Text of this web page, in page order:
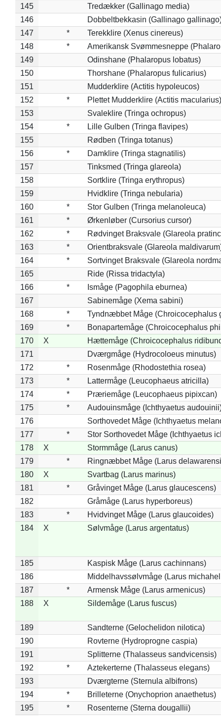
145
Tredækker (Gallinago media)
146
Dobbeltbekkasin (Gallinago
147
*
Terekklire (Xenus cinereus)
148
*
Amerikansk Svømmesneppe
149
Odinshane (Phalaropus lobatus)
150
Thorshane (Phalaropus fulicarius)
151
Mudderklire (Actitis hypoleucos)
152
*
Plettet Mudderklire (Actitis macularius)
153
Svaleklire (Tringa ochropus)
154
*
Lille Gulben (Tringa flavipes)
155
Rødben (Tringa totanus)
156
*
Damklire (Tringa stagnatilis)
157
Tinksmed (Tringa glareola)
158
Sortklire (Tringa erythropus)
159
Hvidklire (Tringa nebularia)
160
*
Stor Gulben (Tringa melanoleuca)
161
*
Ørkenløber (Cursorius cursor)
162
*
Rødvinget Braksvale (Glareola
163
*
Orientbraksvale (Glareola
164
*
Sortvinget Braksvale (Glareola
165
Ride (Rissa tridactyla)
166
*
Ismåge (Pagophila eburnea)
167
Sabinemåge (Xema sabini)
168
*
Tyndnæbbet Måge (Chroicocephalus
169
*
Bonapartemåge (Chroicocephalus
170
X
Hættemåge (Chroicocephalus
171
Dværgmåge (Hydrocoloeus minutus)
172
*
Rosenmåge (Rhodostethia rosea)
173
*
Lattermåge (Leucophaeus atricilla)
174
*
Præriemåge (Leucophaeus pipixcan)
175
*
Audouinsmåge (Ichthyaetus
176
Sorthovedet Måge (Ichthyaetus
177
*
Stor Sorthovedet Måge (Ichthyaetus
178
X
Stormmåge (Larus canus)
179
*
Ringnæbbet Måge (Larus
180
X
Svartbag (Larus marinus)
181
*
Gråvinget Måge (Larus glaucescens)
182
Gråmåge (Larus hyperboreus)
183
*
Hvidvinget Måge (Larus glaucoides)
184
X Sølvmåge (Larus argentatus)
185
Kaspisk Måge (Larus cachinnans)
186
Middelhavssølvmåge (Larus
187
*
Armensk Måge (Larus armenicus)
188
X Sildemåge (Larus fuscus)
189
Sandterne (Gelochelidon nilotica)
190
Rovterne (Hydroprogne caspia)
191
Splitterne (Thalasseus sandvicensis)
192
*
Aztekerterne (Thalasseus elegans)
193
Dværgterne (Sternula albifrons)
194
*
Brilleterne (Onychoprion anaethetus)
195
*
Rosenterne (Sterna dougallii)